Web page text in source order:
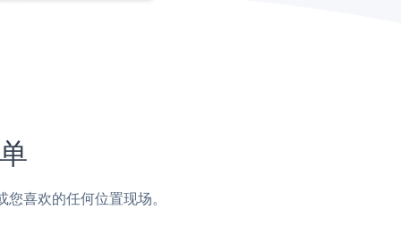
喜欢的任何位置现场。